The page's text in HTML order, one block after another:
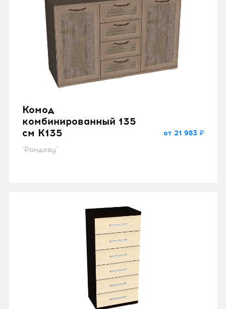
Комод
комбинированный 135
см K135
"Рандеву"
от 21 983 ₽